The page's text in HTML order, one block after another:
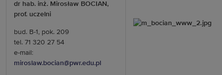
dr hab. inż. Mirosław BOCIAN,
prof. uczelni
bud. B-1, pok. 209
tel. 71 320 27 54
e-mail:
miroslaw.bocian@pwr.edu.pl